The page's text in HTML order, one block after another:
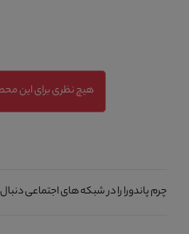
هیچ نظری برای این
چرم پاندورا را در شبکه های اجتماعی